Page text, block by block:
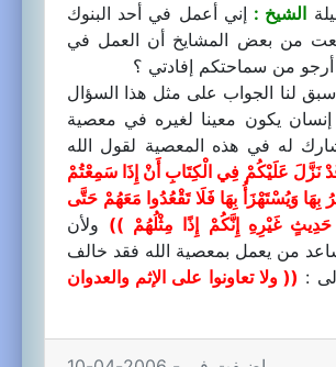
الشيخ : إني أعمل في أحد البنوك
من بعض المشايخ أن العمل في
أرجو من سماحتكم إفادتي ؟
لنا الجواب على مثل هذا السؤال
إنسان يكون معينا لغيره في معصية
له في هذه المعصية لقول الله
نَزَّلَ عَلَيْكُمْ فِي الْكِتَابِ أَنْ إِذَا سَمِعْتُمْ
بِهَا وَيُسْتَهْزَأُ بِهَا فَلَا تَقْعُدُوا مَعَهُمْ حَتَّى
غَيْرِهِ إِنَّكُمْ إِذًا مِثْلُهُمْ )) ولأن
ساعد من يعمل بمعصية الله فقد خالف
: (( ولا تعاونوا على الإثم والعدوان